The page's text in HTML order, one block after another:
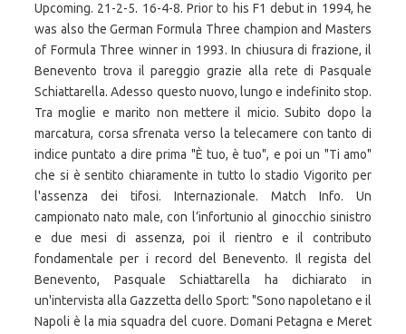
Upcoming. 21-2-5. 16-4-8. Prior to his F1 debut in 1994, he
was also the German Formula Three champion and Masters
of Formula Three winner in 1993. In chiusura di frazione, il
Benevento trova il pareggio grazie alla rete di Pasquale
Schiattarella. Adesso questo nuovo, lungo e indefinito stop.
Tra moglie e marito non mettere il micio. Subito dopo la
marcatura, corsa sfrenata verso la telecamere con tanto di
indice puntato a dire prima "È tuo, è tuo", e poi un "Ti amo"
che si è sentito chiaramente in tutto lo stadio Vigorito per
l'assenza dei tifosi. Internazionale. Match Info. Un
campionato nato male, con l’infortunio al ginocchio sinistro
e due mesi di assenza, poi il rientro e il contributo
fondamentale per i record del Benevento. Il regista del
Benevento, Pasquale Schiattarella ha dichiarato in
un'intervista alla Gazzetta dello Sport: "Sono napoletano e il
Napoli è la mia squadra del cuore. Domani Petagna e Meret